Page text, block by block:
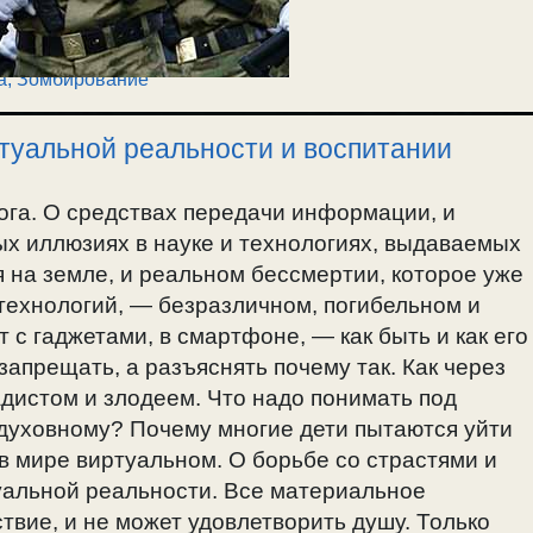
Зомбирование
реальности и воспитании
О средствах передачи информации, и
иллюзиях в науке и технологиях, выдаваемых
земле, и реальном бессмертии, которое уже
— безразличном, погибельном и
с гаджетами, в смартфоне, — как быть и как его
а разъяснять почему так. Как через
и злодеем. Что надо понимать под
Почему многие дети пытаются уйти
мире виртуальном. О борьбе со страстями и
реальности. Все материальное
и не может удовлетворить душу. Только